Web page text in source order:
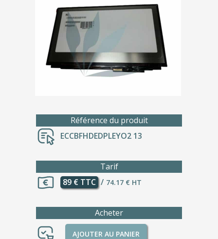
Référence du produit
ECCBFHDEDPLEYO2 13
Tarif
89 € TTC / 74.17 € HT
Acheter
AJOUTER AU PANIER